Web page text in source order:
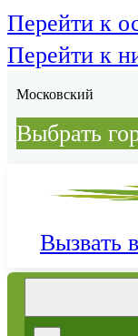
Перейти к
Перейти к
Московский
Выбрать
Вызвать